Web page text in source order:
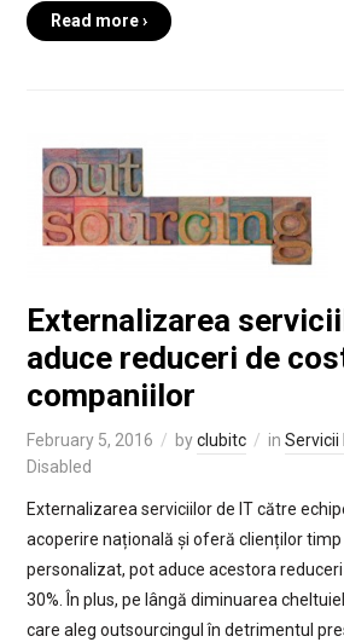
Read more ›
Externalizarea
aduce reduceri de
companiilor
February 5, 2016 byclubitc in Servicii
Disabled
Externalizarea serviciilor de IT către
acoperire națională și oferă clienților
personalizat, pot aduce acestora
30%. În plus, pe lângă diminuarea
care aleg outsourcingul în detrimentul